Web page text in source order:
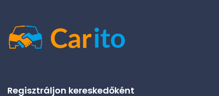
Regisztráljon kereskedőként